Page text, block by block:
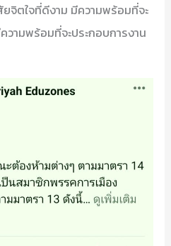
จิตใจที่ดีงาม มีความพร้อมที่จะ
ามพร้อมที่จะประกอบการงาน